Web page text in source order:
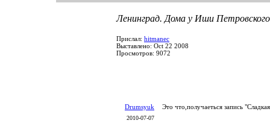
Ленинград. Дома у Иши
Прислал: hitmanec
Выставлено: Oct 22 2008
Просмотров: 9072
Drumsyuk
2010-07-07
Это что,получаеться запись